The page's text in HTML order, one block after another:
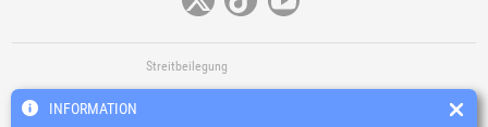
Streitbeilegung
INFORMATION